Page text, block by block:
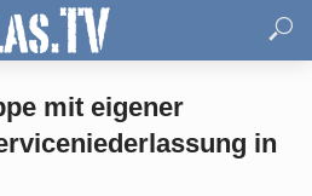
mit eigener
in